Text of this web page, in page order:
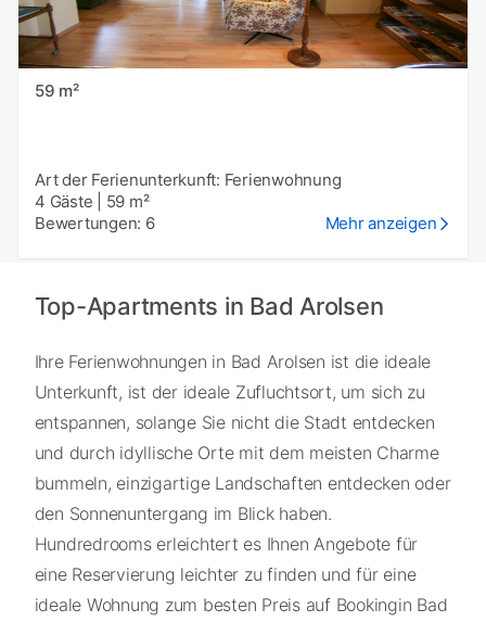
59 m²
Art der Ferienunterkunft: Ferienwohnung
4 Gäste
59 m²
Bewertungen: 6
Mehr anzeigen
Top-Apartments in Bad Arolsen
Ihre Ferienwohnungen in Bad Arolsen ist die ideale
Unterkunft, ist der ideale Zufluchtsort, um sich zu
entspannen, solange Sie nicht die Stadt entdecken
und durch idyllische Orte mit dem meisten Charme
bummeln, einzigartige Landschaften entdecken oder
den Sonnenuntergang im Blick haben.
Hundredrooms erleichtert es Ihnen Angebote für
eine Reservierung leichter zu finden und für eine
ideale Wohnung zum besten Preis auf Bookingin Bad